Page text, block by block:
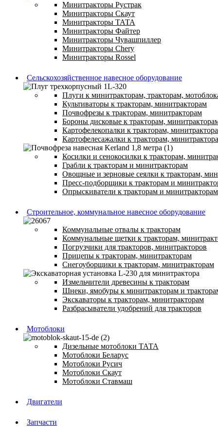
Минитракторы Рустрак
Минитракторы Скаут
Минитракторы ТАТА
Минитракторы Файтер
Минитракторы Чувашпиллер
Минитракторы Chery
Минитракторы Rossel
Сельскохозяйственное навесное оборудование
Плуги к минитракторам, тракторам,
Культиваторы к тракторам, минитракторам
Почвофрезы к тракторам, минитракторам
Бороны дисковые к тракторам,
Картофелекопалки к тракторам,
Картофелесажалки к тракторам,
Косилки и сенокосилки к тракторам,
Грабли к тракторам и минитракторам
Овощные и зерновые сеялки к тракторам,
Пресс-подборщики к тракторам и
Опрыскиватели к тракторам и минитракторам
Строительное, коммунальное навесное оборудование
Коммунальные отвалы к тракторам
Коммунальные щетки к тракторам,
Погрузчики для тракторов, минитракторов
Прицепы к тракторам, минитракторам
Снегоуборщики к тракторам, минитракторам
Измельчители древесины к тракторам
Шнеки, ямобуры к минитракторам и
Экскаваторы к тракторам, минитракторам
Разбрасыватели удобрений для тракторов
Мотоблоки
Дизельные мотоблоки ТАТА
Мотоблоки Беларус
Мотоблоки Русич
Мотоблоки Скаут
Мотоблоки Ставмаш
Двигатели
Запчасти